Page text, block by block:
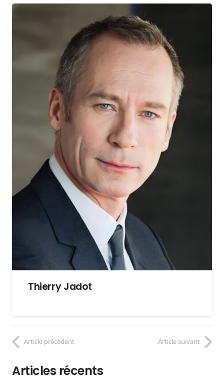
Thierry Jadot
Article précédent Article suivant
Articles récents